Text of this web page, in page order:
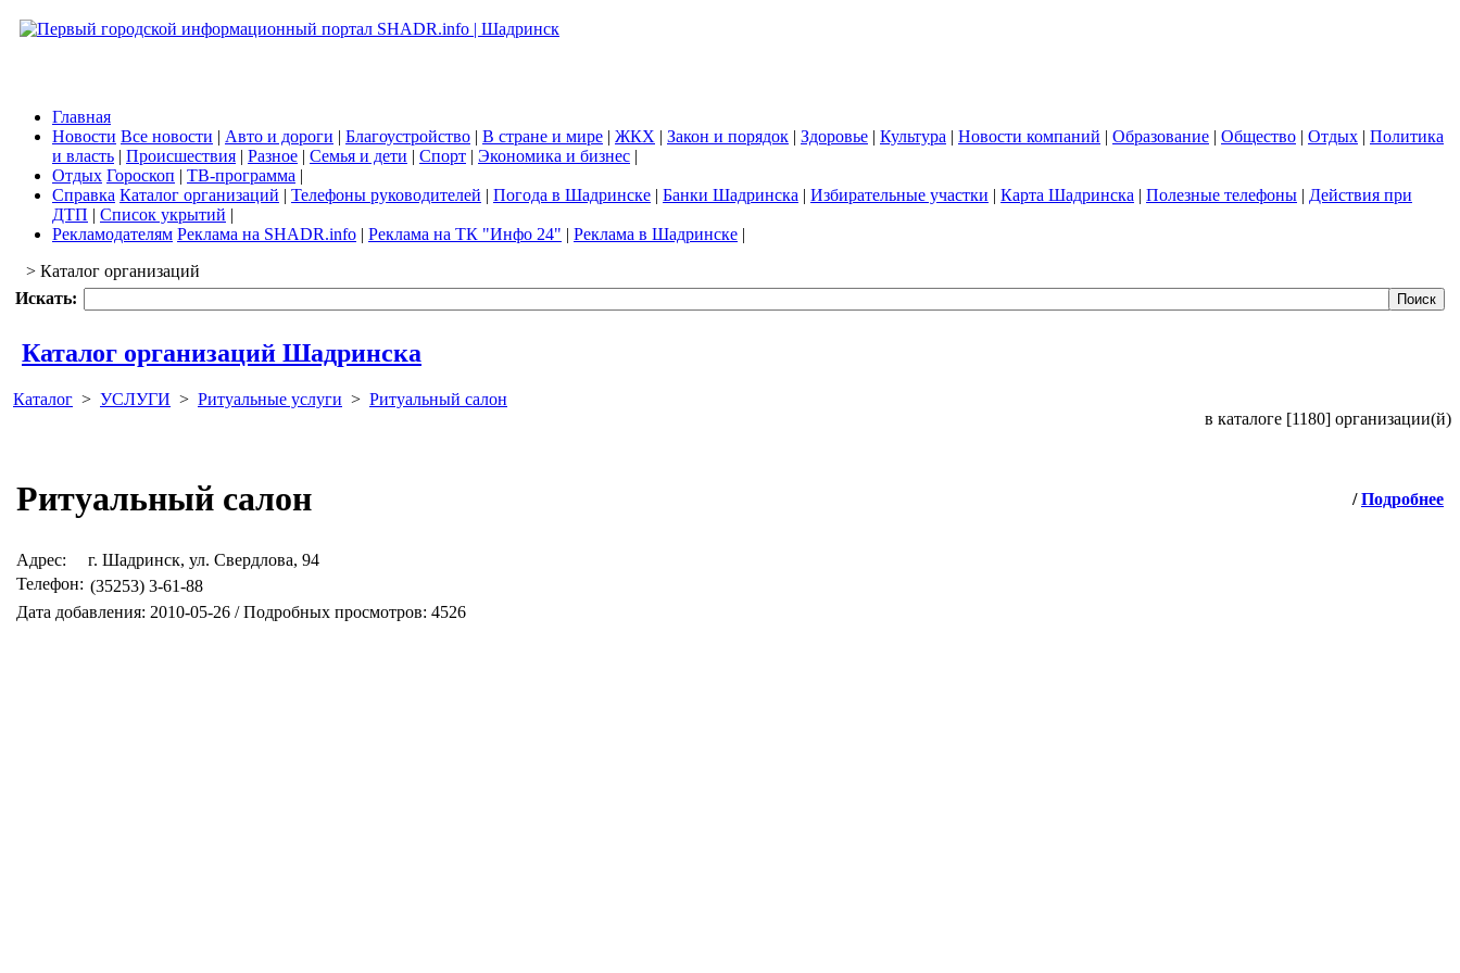
Главная
Новости Все новости | Авто и дороги | Благоустройство | В стране и мире | ЖКХ | Закон и порядок | Здоровье | Культура | Новости компаний | Образование | Общество | Отдых | Политика
и власть | Происшествия | Разное | Семья и дети | Спорт | Экономика и бизнес |
Отдых Гороскоп | ТВ-программа |
Справка Каталог организаций | Телефоны руководителей | Погода в Шадринске | Банки Шадринска | Избирательные участки | Карта Шадринска | Полезные телефоны | Действия при
ДТП | Список укрытий |
Рекламодателям Реклама на SHADR.info | Реклама на ТК "Инфо 24" | Реклама в Шадринске |
> Каталог организаций
Искать:
Каталог организаций Шадринска
Каталог > УСЛУГИ > Ритуальные услуги > Ритуальный салон
в каталоге [1180] организации(й)
Ритуальный салон / Подробнее
Адрес:
г. Шадринск, ул. Свердлова, 94
Телефон: (35253) 3-61-88
Дата добавления: 2010-05-26 / Подробных просмотров: 4526